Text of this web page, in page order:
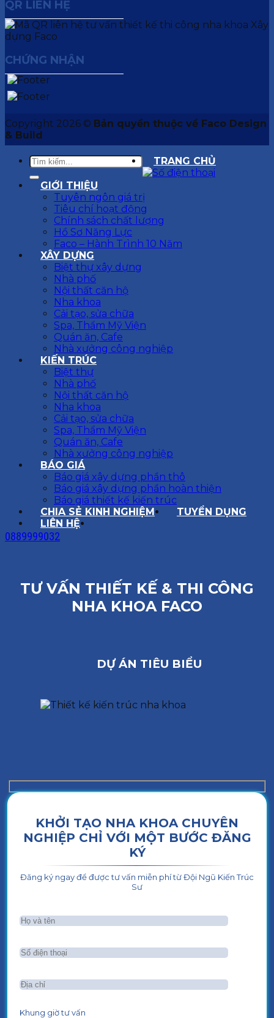
QR LIÊN HỆ
CHỨNG NHẬN
Copyright 2026 © Bản quyền thuộc về Faco Design
& Build
TRANG CHỦ
GIỚI THIỆU
Tuyên ngôn giá trị
Tiêu chí hoạt động
Chính sách chất lượng
Hồ Sơ Năng Lực
Faco – Hành Trình 10 Năm
XÂY DỰNG
Biệt thự xây dựng
Nhà phố
Nội thất căn hộ
Nha khoa
Cải tạo, sửa chữa
Spa, Thẩm Mỹ Viện
Quán ăn, Cafe
Nhà xưởng công nghiệp
KIẾN TRÚC
Biệt thự
Nhà phố
Nội thất căn hộ
Nha khoa
Cải tạo, sửa chữa
Spa, Thẩm Mỹ Viện
Quán ăn, Cafe
Nhà xưởng công nghiệp
BÁO GIÁ
Báo giá xây dựng phần thô
Báo giá xây dựng phần hoàn thiện
Báo giá thiết kế kiến trúc
CHIA SẺ KINH NGHIỆM
TUYỂN DỤNG
LIÊN HỆ
0889999032
TƯ VẤN THIẾT KẾ & THI CÔNG
NHA KHOA FACO
DỰ ÁN TIÊU BIỂU
KHỞI TẠO NHA KHOA CHUYÊN
NGHIỆP CHỈ VỚI MỘT BƯỚC ĐĂNG
KÝ
Đăng ký ngay để được tư vấn miễn phí từ Đội Ngũ Kiến Trúc
Sư
Khung giờ tư vấn